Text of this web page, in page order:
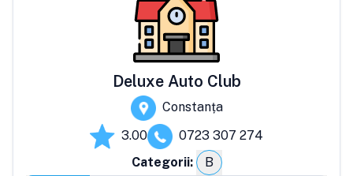
Deluxe Auto Club
Constanța
3.00
0723 307 274
Categorii:
B